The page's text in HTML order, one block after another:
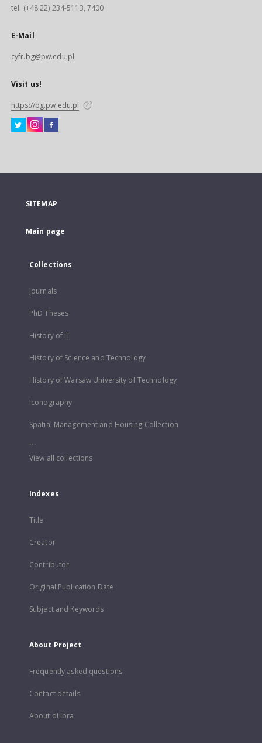
tel. (+48 22) 234-5113, 7400
E-Mail
cyfr.bg@pw.edu.pl
Visit us!
https://bg.pw.edu.pl
SITEMAP
Main page
Collections
Journals
PhD Theses
History of IT
History of Science and Technology
History of Warsaw University of Technology
Iconography
Spatial Management and Housing Collection
...
View all collections
Indexes
Title
Creator
Contributor
Original Publication Date
Subject and Keywords
About Project
Frequently asked questions
Contact details
About dLibra